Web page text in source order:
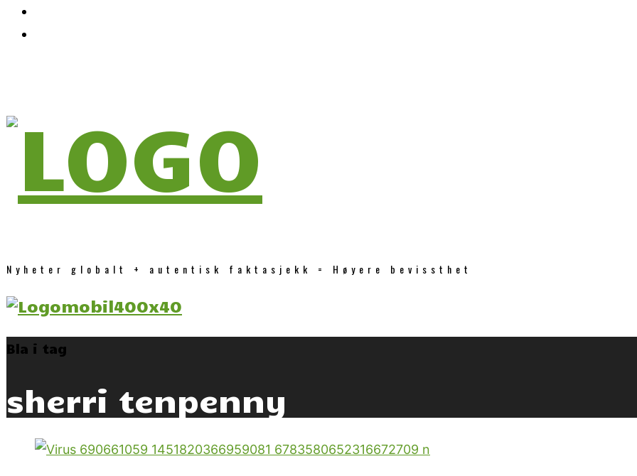
Nyheter globalt + autentisk faktasjekk = Høyere bevissthet
Bla i tag
sherri tenpenny